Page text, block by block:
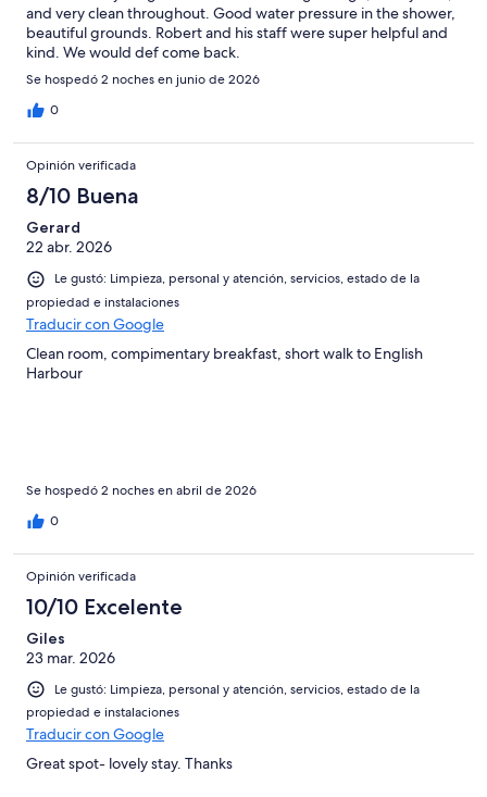
and very clean throughout. Good water pressure in the shower,
beautiful grounds. Robert and his staff were super helpful and
kind. We would def come back.
Se hospedó 2 noches en junio de 2026
0
Opinión verificada
8/10 Buena
Gerard
22 abr. 2026
Le gustó: Limpieza, personal y atención, servicios, estado de la
propiedad e instalaciones
Traducir con Google
Clean room, compimentary breakfast, short walk to English
Harbour
Se hospedó 2 noches en abril de 2026
0
Opinión verificada
10/10 Excelente
Giles
23 mar. 2026
Le gustó: Limpieza, personal y atención, servicios, estado de la
propiedad e instalaciones
Traducir con Google
Great spot- lovely stay. Thanks